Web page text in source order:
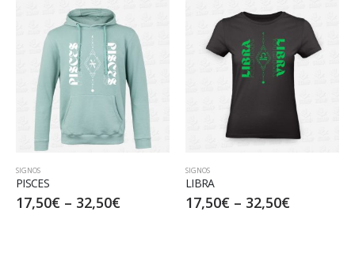
SIGNOS
PISCES
17,50€ – 32,50€
SIGNOS
LIBRA
17,50€ – 32,50€